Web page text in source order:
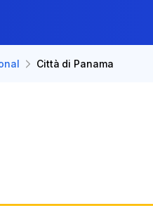
Città di Panama